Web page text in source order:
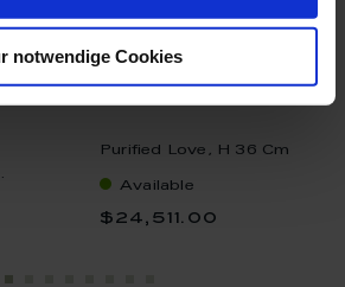
notwendige Cookies
Purified Love, H 36 Cm
Available
$24,511.00